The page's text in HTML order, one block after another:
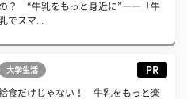
の？ “牛乳をもっと身近に”――「牛
でスマ...
大学生活 PR
食だけじゃない！ 牛乳をもっと楽